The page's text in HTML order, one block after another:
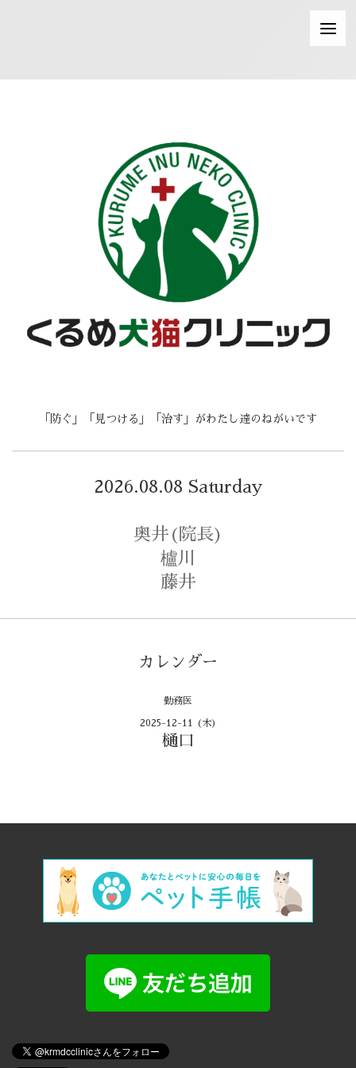
「防ぐ」「見つける」「治す」がわたし達のねがいです
2026.08.08 Saturday
奥井(院長)
櫨川
藤井
カレンダー
勤務医
2025-12-11 (木)
樋口